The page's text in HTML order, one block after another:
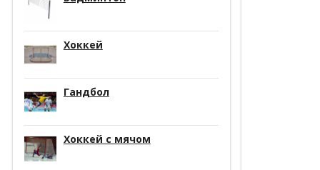
Хоккей
Гандбол
Хоккей с мячом